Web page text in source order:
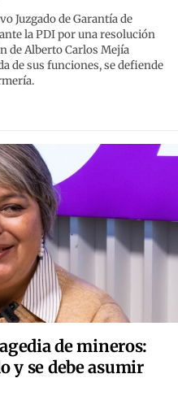
Juzgado de Garantía de
la PDI por una resolución
de Alberto Carlos Mejía
de sus funciones, se defiende
de mineros:
y se debe asumir